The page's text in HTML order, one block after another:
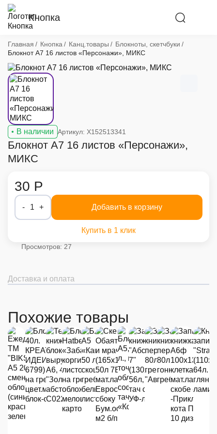
Кнопка
Хлебные крошки
Главная Кнопка Канц.товары
Блокноты, скетчбуки
Блокнот А7 16 листов «Персонажи», МИКС
В наличии Артикул: X152513341
Блокнот А7 16 листов «Персонажи»,
МИКС
30 Р
- 1 + Добавить в корзину
Купить в 1 клик
Просмотров: 27
Доставка и оплата
Похожие товары